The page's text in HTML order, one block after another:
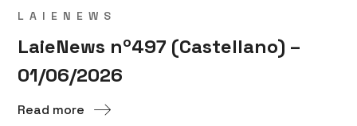
LAIENEWS
LaieNews nº497 (Castellano) –
01/06/2026
Read more